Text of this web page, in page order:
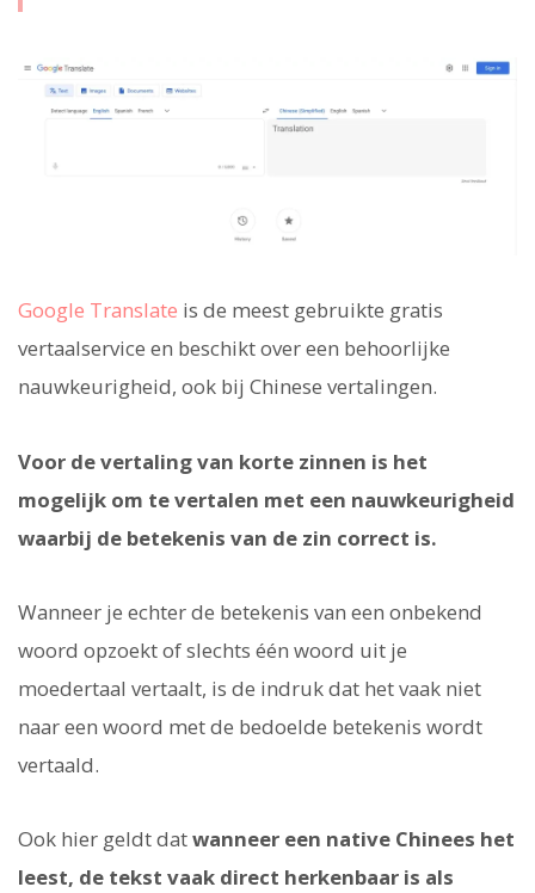
Google Translate is de meest gebruikte gratis
vertaalservice en beschikt over een behoorlijke
nauwkeurigheid, ook bij Chinese vertalingen.
Voor de vertaling van korte zinnen is het
mogelijk om te vertalen met een nauwkeurigheid
waarbij de betekenis van de zin correct is.
Wanneer je echter de betekenis van een onbekend
woord opzoekt of slechts één woord uit je
moedertaal vertaalt, is de indruk dat het vaak niet
naar een woord met de bedoelde betekenis wordt
vertaald.
Ook hier geldt datwanneer een native Chinees het
leest, de tekst vaak direct herkenbaar is als